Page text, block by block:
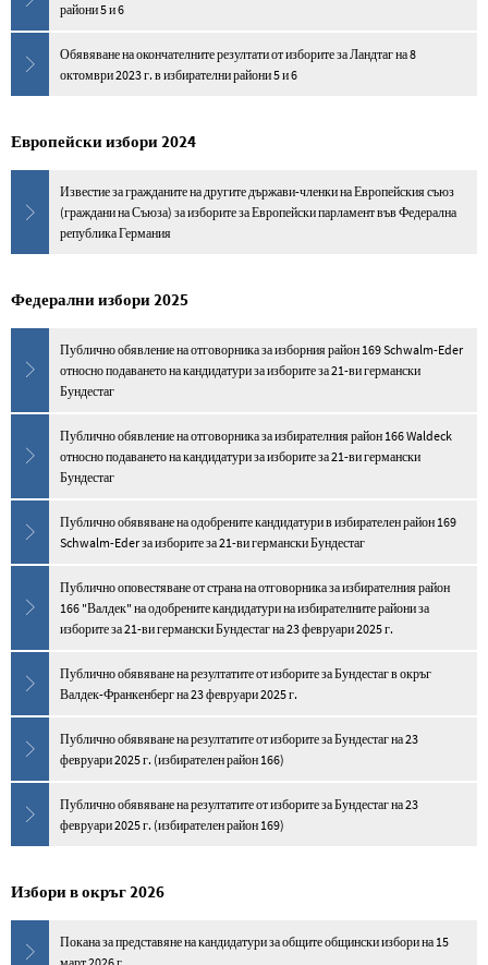
райони 5 и 6
Обявяване на окончателните резултати от изборите за Ландтаг на 8
октомври 2023 г. в избирателни райони 5 и 6
Европейски избори 2024
Известие за гражданите на другите държави-членки на Европейския съюз
(граждани на Съюза) за изборите за Европейски парламент във Федерална
република Германия
Федерални избори 2025
Публично обявление на отговорника за изборния район 169 Schwalm-Eder
относно подаването на кандидатури за изборите за 21-ви германски
Бундестаг
Публично обявление на отговорника за избирателния район 166 Waldeck
относно подаването на кандидатури за изборите за 21-ви германски
Бундестаг
Публично обявяване на одобрените кандидатури в избирателен район 169
Schwalm-Eder за изборите за 21-ви германски Бундестаг
Публично оповестяване от страна на отговорника за избирателния район
166 "Валдек" на одобрените кандидатури на избирателните райони за
изборите за 21-ви германски Бундестаг на 23 февруари 2025 г.
Публично обявяване на резултатите от изборите за Бундестаг в окръг
Валдек-Франкенберг на 23 февруари 2025 г.
Публично обявяване на резултатите от изборите за Бундестаг на 23
февруари 2025 г. (избирателен район 166)
Публично обявяване на резултатите от изборите за Бундестаг на 23
февруари 2025 г. (избирателен район 169)
Избори в окръг 2026
Покана за представяне на кандидатури за общите общински избори на 15